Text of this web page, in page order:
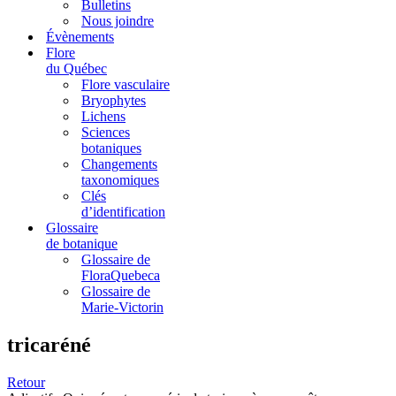
Bulletins
Nous joindre
Évènements
Flore
du Québec
Flore vasculaire
Bryophytes
Lichens
Sciences
botaniques
Changements
taxonomiques
Clés
d’identification
Glossaire
de botanique
Glossaire de
FloraQuebeca
Glossaire de
Marie-Victorin
tricaréné
Retour